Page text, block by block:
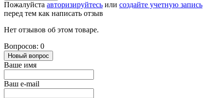
Пожалуйста авторизируйтесь или создайте учетную запись
перед тем как написать отзыв
Нет отзывов об этом товаре.
Вопросов: 0
Новый вопрос
Ваше имя
Ваш e-mail